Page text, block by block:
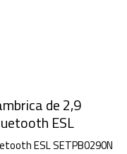
de 2,9
ESL
ESL SETPB0290N